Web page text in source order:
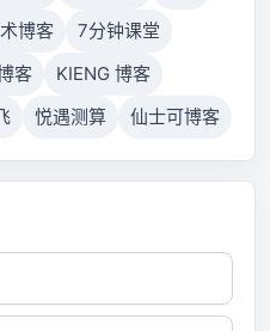
博客
7分钟课堂
客
KIENG 博客
悦遇测算 仙士可博客